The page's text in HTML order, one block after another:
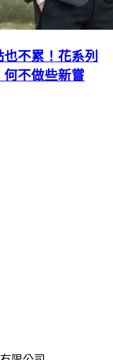
不累！花系列
不做些新嘗